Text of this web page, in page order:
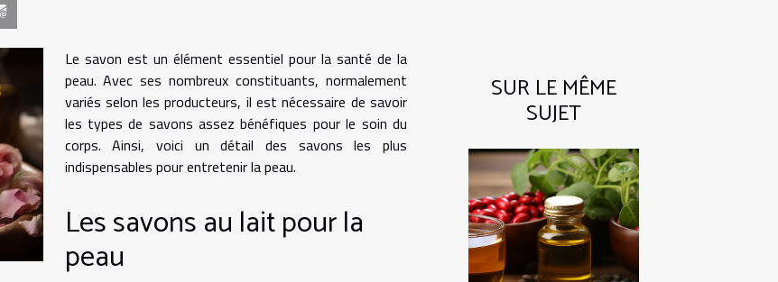
Le savon est un élément essentiel pour la santé de la
peau. Avec ses nombreux constituants, normalement
variés selon les producteurs, il est nécessaire de savoir
les types de savons assez bénéfiques pour le soin du
corps. Ainsi, voici un détail des savons les plus
indispensables pour entretenir la peau.
Les savons au lait pour la
peau
SUR LE MÊME
SUJET